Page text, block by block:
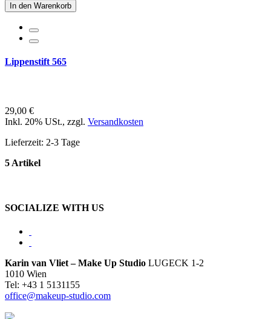
In den Warenkorb
Lippenstift 565
29,00 €
Inkl. 20% USt., zzgl. Versandkosten
Lieferzeit: 2-3 Tage
5 Artikel
SOCIALIZE WITH US
Karin van Vliet – Make Up Studio LUGECK 1-2
1010 Wien
Tel: +43 1 5131155
office@makeup-studio.com